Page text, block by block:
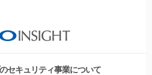
セキュリティ事業について